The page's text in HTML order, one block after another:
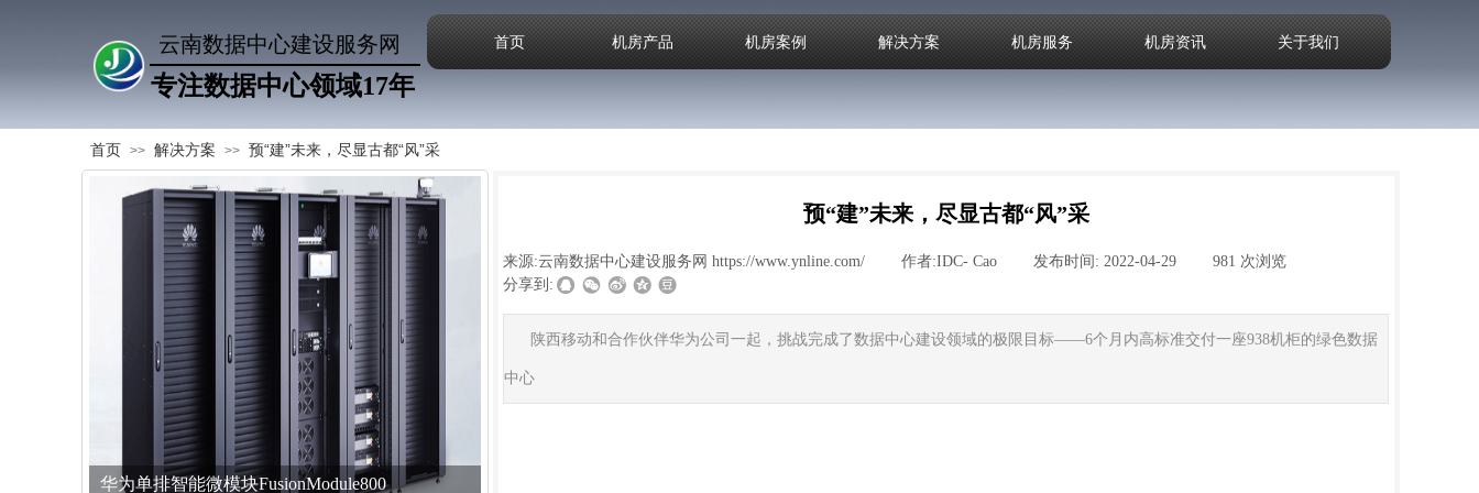
首页 机房产品 机房案例 解决方案 机房服务 机房资讯 关于我们
云南数据中心建设服务网
专注数据中心领域17年
首页 >> 解决方案 >> 预“建”未来，尽显古都“风”采
预“建”未来，尽显古都“风”采
来源:云南数据中心建设服务网 https://www.ynline.com/ 作者:IDC- Cao 发布时间: 2022-04-29 981 次浏览
分享到:
陕西移动和合作伙伴华为公司一起，挑战完成了数据中心建设领域的极限目标——6个月内高标准交付一座938机柜的绿色数据
中心